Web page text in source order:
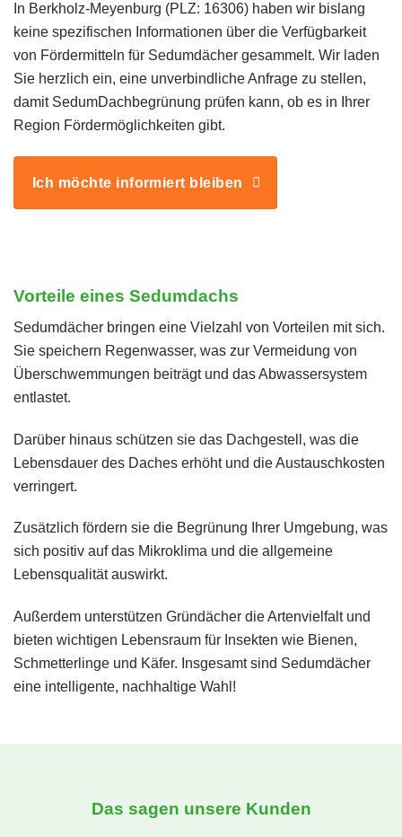
In Berkholz-Meyenburg (PLZ: 16306) haben wir bislang
keine spezifischen Informationen über die Verfügbarkeit
von Fördermitteln für Sedumdächer gesammelt. Wir laden
Sie herzlich ein, eine unverbindliche Anfrage zu stellen,
damit SedumDachbegrünung prüfen kann, ob es in Ihrer
Region Fördermöglichkeiten gibt.
Ich möchte informiert bleiben
Vorteile eines Sedumdachs
Sedumdächer bringen eine Vielzahl von Vorteilen mit sich.
Sie speichern Regenwasser, was zur Vermeidung von
Überschwemmungen beiträgt und das Abwassersystem
entlastet.
Darüber hinaus schützen sie das Dachgestell, was die
Lebensdauer des Daches erhöht und die Austauschkosten
verringert.
Zusätzlich fördern sie die Begrünung Ihrer Umgebung, was
sich positiv auf das Mikroklima und die allgemeine
Lebensqualität auswirkt.
Außerdem unterstützen Gründächer die Artenvielfalt und
bieten wichtigen Lebensraum für Insekten wie Bienen,
Schmetterlinge und Käfer. Insgesamt sind Sedumdächer
eine intelligente, nachhaltige Wahl!
Das sagen unsere Kunden